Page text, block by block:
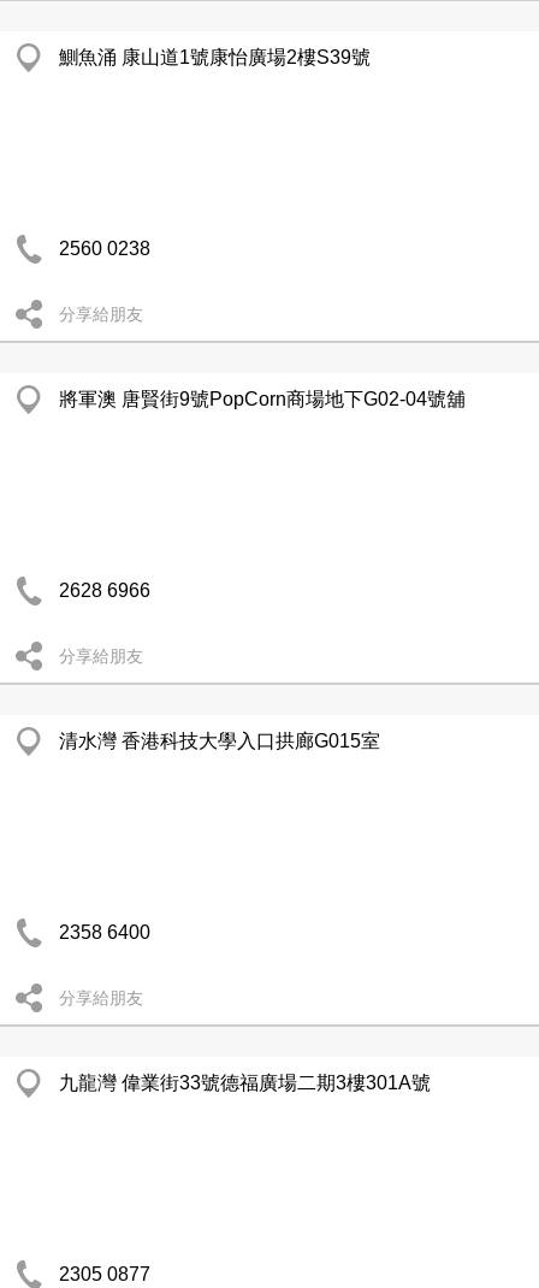
鰂魚涌 康山道1號康怡廣場2樓S39號
2560 0238
分享給朋友
將軍澳 唐賢街9號PopCorn商場地下G02-04號舖
2628 6966
分享給朋友
清水灣 香港科技大學入口拱廊G015室
2358 6400
分享給朋友
九龍灣 偉業街33號德福廣場二期3樓301A號
2305 0877